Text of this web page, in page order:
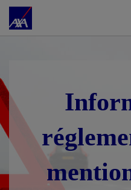
Accéder au Contenu